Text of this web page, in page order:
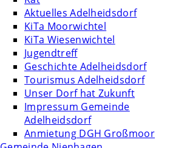
Aktuelles Adelheidsdorf
KiTa Moorwichtel
KiTa Wiesenwichtel
Jugendtreff
Geschichte Adelheidsdorf
Tourismus Adelheidsdorf
Unser Dorf hat Zukunft
Impressum Gemeinde
Adelheidsdorf
Anmietung DGH Großmoor